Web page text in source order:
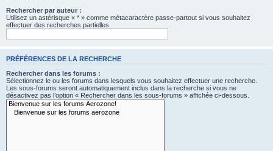
Rechercher par auteur :
Utilisez un astérisque « * » comme métacaractère passe-partout si vous souhaitez
effectuer des recherches partielles.
PRÉFÉRENCES DE LA RECHERCHE
Rechercher dans les forums :
Sélectionnez le ou les forums dans lesquels vous souhaitez effectuer une recherche.
Les sous-forums seront automatiquement inclus dans la recherche si vous ne
désactivez pas l’option « Rechercher dans les sous-forums » affichée ci-dessous.